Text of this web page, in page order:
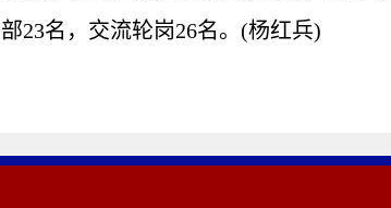
23名，交流轮岗26名。(杨红兵)